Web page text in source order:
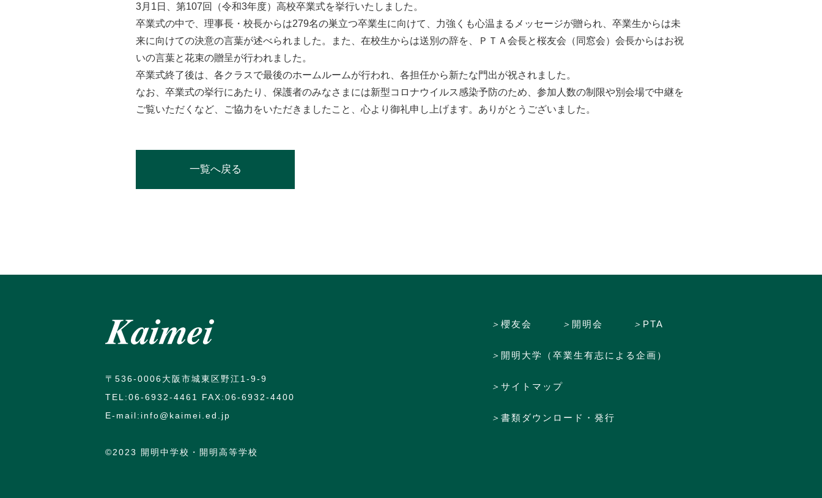
3月1日、第107回（令和3年度）高校卒業式を挙行いたしました。
卒業式の中で、理事長・校長からは279名の巣立つ卒業生に向けて、力強くも心温まるメッセージが贈られ、卒業生からは未
来に向けての決意の言葉が述べられました。また、在校生からは送別の辞を、ＰＴＡ会長と桜友会（同窓会）会長からはお祝
いの言葉と花束の贈呈が行われました。
卒業式終了後は、各クラスで最後のホームルームが行われ、各担任から新たな門出が祝されました。
なお、卒業式の挙行にあたり、保護者のみなさまには新型コロナウイルス感染予防のため、参加人数の制限や別会場で中継を
ご覧いただくなど、ご協力をいただきましたこと、心より御礼申し上げます。ありがとうございました。
一覧へ戻る
〒536-0006大阪市城東区野江1-9-9
TEL:06-6932-4461 FAX:06-6932-4400
E-mail:info@kaimei.ed.jp
©️2023 開明中学校・開明高等学校
＞ 櫻友会 ＞ 開明会 ＞ PTA
＞ 開明大学（卒業生有志による企画）
＞ サイトマップ
＞ 書類ダウンロード・発行